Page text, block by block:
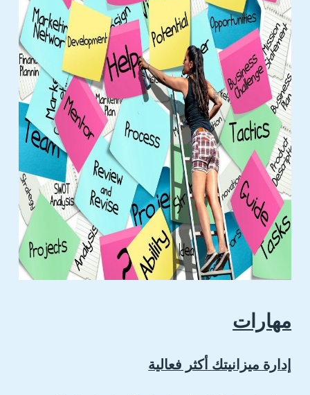
مهارات
إدارة ميزانيتك أكثر فعالية